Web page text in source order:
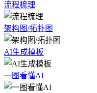
流程梳理
架构图/拓扑图
AI生成模板
一图看懂AI